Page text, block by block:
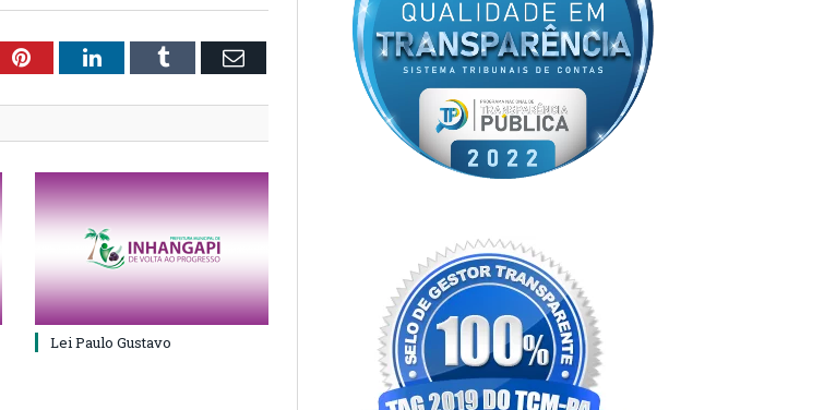
PinterestLinkedInTumblr Email
Lei Paulo Gustavo